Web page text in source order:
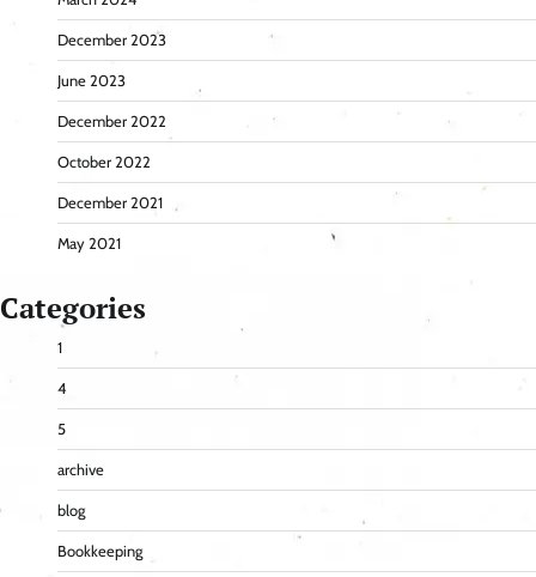
December 2023
June 2023
December 2022
October 2022
December 2021
May 2021
Categories
1
4
5
archive
blog
Bookkeeping